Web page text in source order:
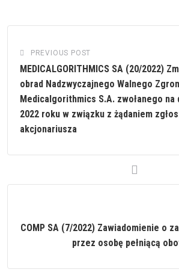
PREVIOUS POST
MEDICALGORITHMICS SA (20/2022)
obrad Nadzwyczajnego Walnego
Medicalgorithmics S.A. zwołanego na
2022 roku w związku z żądaniem
akcjonariusza
COMP SA (7/2022) Zawiadomienie o
przez osobę pełniącą